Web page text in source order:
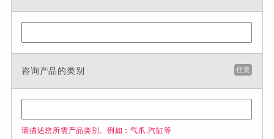
咨询产品的类别 任意
请描述您所需产品类别。例如：气爪.汽缸等